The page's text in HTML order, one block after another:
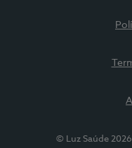
© Luz Saúde